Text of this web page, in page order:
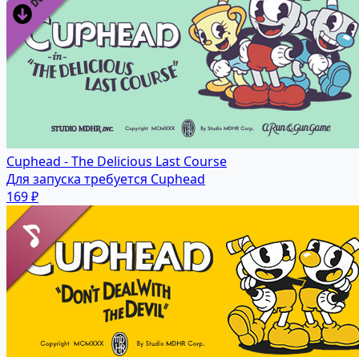
Cuphead - The Delicious Last Course
Для запуска требуется Cuphead
169 ₽